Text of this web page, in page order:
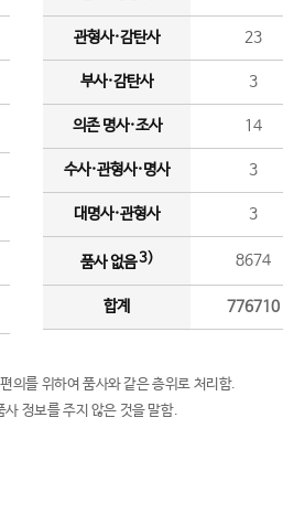
관형사·감탄사 23
부사·감탄사 3
의존 명사·조사 14
수사·관형사·명사 3
대명사·관형사 3
품사 없음3) 8674
합계 776710
의를 위하여 품사와 같은 층위로 처리함.
사 정보를 주지 않은 것을 말함.